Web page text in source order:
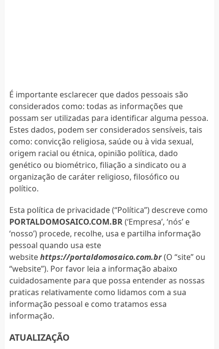
É importante esclarecer que dados pessoais são
considerados como: todas as informações que
possam ser utilizadas para identificar alguma pessoa.
Estes dados, podem ser considerados sensíveis, tais
como: convicção religiosa, saúde ou à vida sexual,
origem racial ou étnica, opinião política, dado
genético ou biométrico, filiação a sindicato ou a
organização de caráter religioso, filosófico ou
político.
Esta política de privacidade (“Política”) descreve como
PORTALDOMOSAICO.COM.BR(‘Empresa’, ‘nós’ e
‘nosso’) procede, recolhe, usa e partilha informação
pessoal quando usa este
websitehttps://portaldomosaico.com.br(O “site” ou
“website”). Por favor leia a informação abaixo
cuidadosamente para que possa entender as nossas
praticas relativamente como lidamos com a sua
informação pessoal e como tratamos essa
informação.
ATUALIZAÇÃO